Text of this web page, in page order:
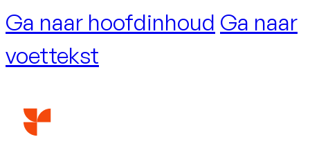
Ga naar hoofdinhoud Ga naar
voettekst